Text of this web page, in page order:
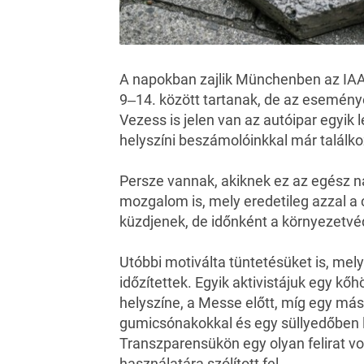
A napokban zajlik Münchenben az
9‒14. között tartanak, de az
Vezess is jelen van az autóipar
helyszíni beszámolóinkkal már
Persze vannak, akiknek ez az egész
mozgalom is, mely eredetileg azzal
küzdjenek, de időnként a
Utóbbi motiválta tüntetésüket is,
időzítettek. Egyik aktivistájuk egy
helyszíne, a Messe előtt, míg egy
gumicsónakokkal és egy
Transzparensükön egy olyan felirat